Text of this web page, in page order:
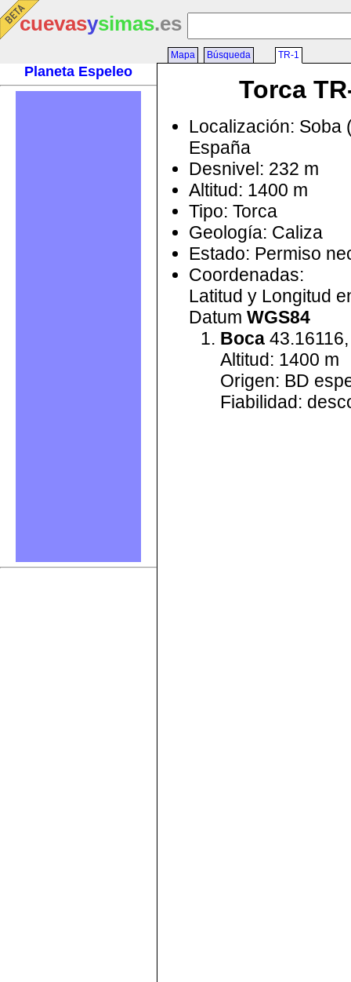
cuevasysimas.es
Planeta Espeleo
Mapa Búsqueda TR-1
Torca
Localización: Soba
España
Desnivel: 232 m
Altitud: 1400 m
Tipo: Torca
Geología: Caliza
Estado: Permiso
Coordenadas:
Latitud y Longitud
Datum WGS84
Boca
Altitud: 1400 m
Origen: BD
Fiabilidad: